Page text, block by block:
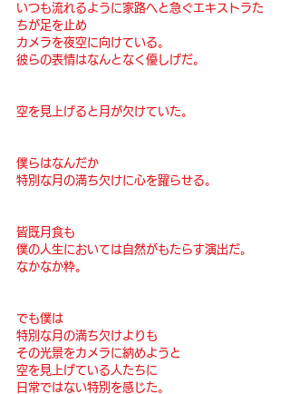
いつも流れるように家路へと急ぐエキストラた
ちが足を止め
カメラを夜空に向けている。
彼らの表情はなんとなく優しげだ。
空を見上げると月が欠けていた。
僕らはなんだか
特別な月の満ち欠けに心を躍らせる。
皆既月食も
僕の人生においては自然がもたらす演出だ。
なかなか粋。
でも僕は
特別な月の満ち欠けよりも
その光景をカメラに納めようと
空を見上げている人たちに
日常ではない特別を感じた。